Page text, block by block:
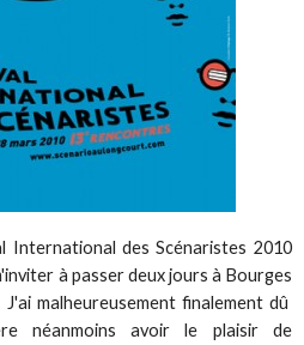
International des Scénaristes 2010
à passer deux jours à Bourges
malheureusement finalement dû
néanmoins avoir le plaisir de